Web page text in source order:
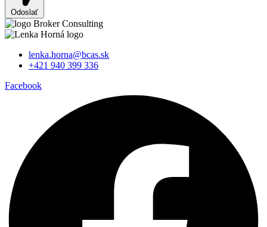
Odoslať
lenka.horna@bcas.sk
+421 940 399 336
Facebook